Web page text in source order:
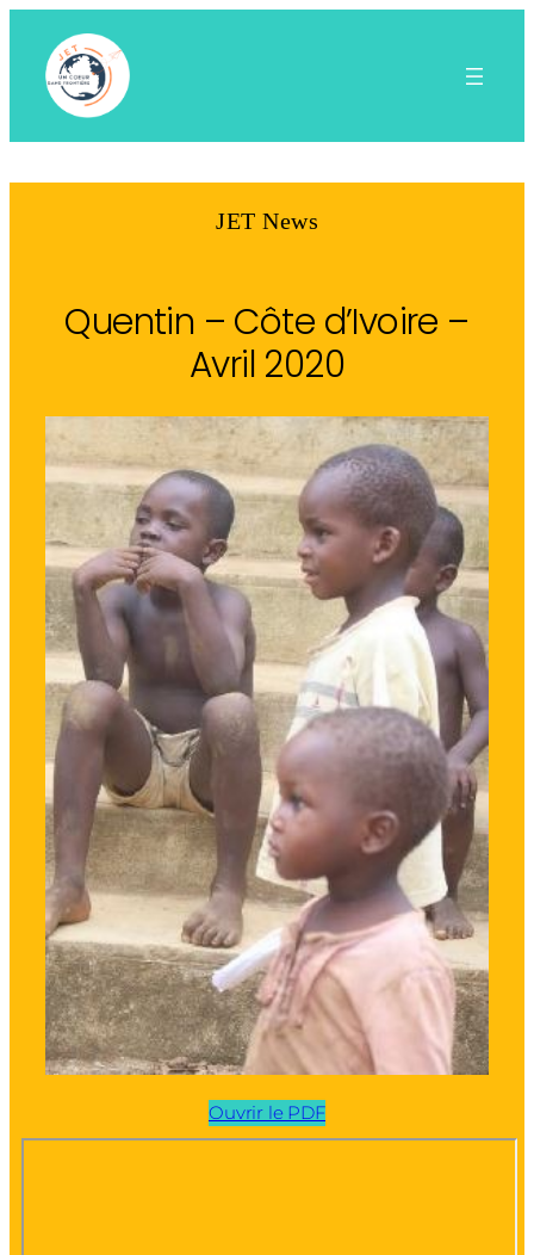
contenu
JET News
Quentin – Côte d’Ivoire –
Avril 2020
Ouvrir le PDF